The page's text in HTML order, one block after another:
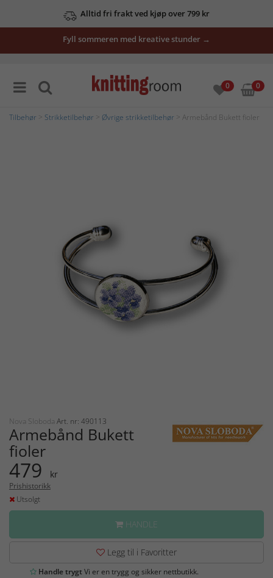
Alltid fri frakt ved kjøp over 799 kr
Fyll sommeren med kreative stunder →
0 0
Tilbehør Strikketilbehør Øvrige strikketilbehør > Armebånd Bukett fioler
Nova Sloboda Art. nr: 490113
Armebånd Bukett
fioler
479 kr
Prishistorikk
Utsolgt
HANDLE
Legg til i Favoritter
Handle trygtVi er en trygg og sikker nettbutikk.